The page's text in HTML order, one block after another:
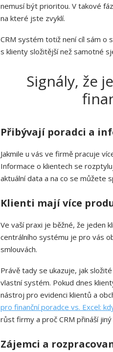
nemusí být prioritou. V takové
na které jste zvyklí.
CRM systém totiž není cíl sám o
s klienty složitější než samotné
Signály, že
Přibývají poradci a
Jakmile u vás ve firmě pracuje
Informace o klientech se
aktuální data a na co se můžete
Klienti mají více
Ve vaší praxi je běžné, že jeden
centrálního systému je pro vás
smlouvách.
Právě tady se ukazuje, jak
vlastní systém. Pokud dnes
nástroj pro evidenci klientů a
pro finanční poradce vs. Excel:
růst firmy a proč CRM přináší
Zájemci a